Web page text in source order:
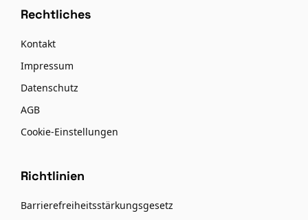
Rechtliches
Kontakt
Impressum
Datenschutz
AGB
Cookie-Einstellungen
Richtlinien
Barrierefreiheitsstärkungsgesetz